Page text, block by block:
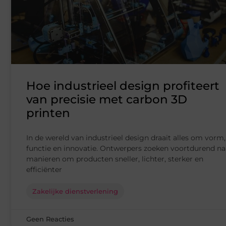
Hoe industrieel design profiteert
van precisie met carbon 3D
printen
In de wereld van industrieel design draait alles om vorm,
functie en innovatie. Ontwerpers zoeken voortdurend
manieren om producten sneller, lichter, sterker en
efficiënter
Zakelijke dienstverlening
Geen Reacties